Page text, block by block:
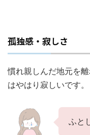
孤独感・寂しさ
慣れ親しんだ地元を
はやはり寂しいです。
ふと